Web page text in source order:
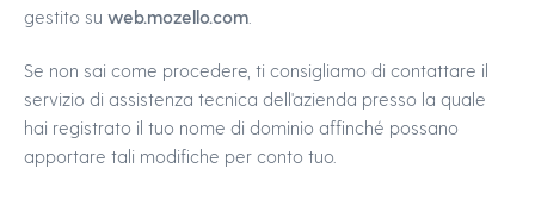
gestito su web.mozello.com
Se non sai come procedere, ti consigliamo di contattare il
servizio di assistenza tecnica dell'azienda presso la quale
hai registrato il tuo nome di dominio affinché possano
apportare tali modifiche per conto tuo.